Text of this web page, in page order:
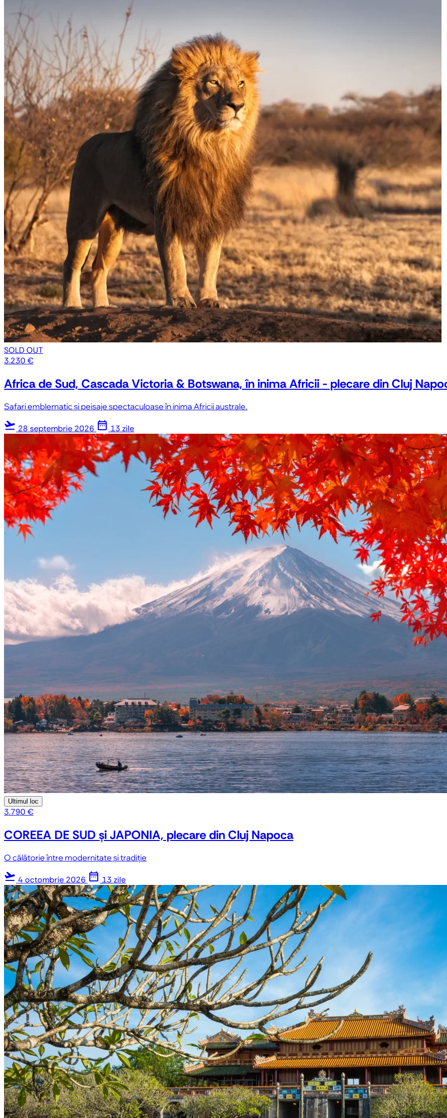
SOLD OUT
3.230 €
Africa de Sud, Cascada Victoria & Botswana, în inima Africii - plecare din Cluj
Safari emblematic și peisaje spectaculoase în inima Africii australe.
flight_takeoff 28 septembrie 2026 date_range 13 zile
Ultimul loc
3.790 €
COREEA DE SUD și JAPONIA, plecare din Cluj Napoca
O călătorie între modernitate și tradiție
flight_takeoff 4 octombrie 2026 date_range 13 zile